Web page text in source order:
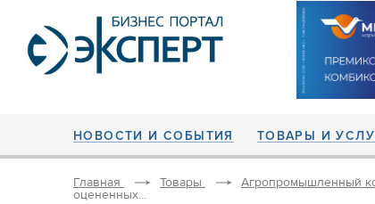
НОВОСТИ И СОБЫТИЯ ТОВАРЫ И
Главная Товары Агропромышленный
оцененных...